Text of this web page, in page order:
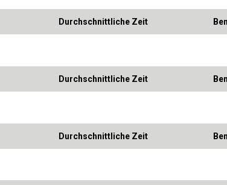
Durchschnittliche Zeit
Durchschnittliche Zeit
Durchschnittliche Zeit